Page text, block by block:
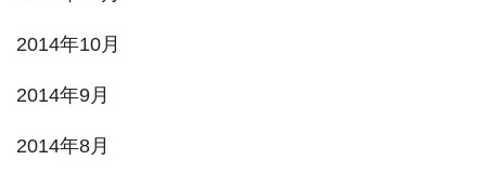
2014年10月
2014年9月
2014年8月